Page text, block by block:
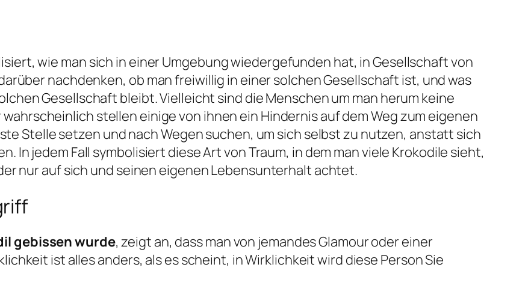
wie man sich in einer Umgebung wiedergefunden hat, in Gesellschaft von
nachdenken, ob man freiwillig in einer solchen Gesellschaft ist, und was
Gesellschaft bleibt. Vielleicht sind die Menschen um man herum keine
stellen einige von ihnen ein Hindernis auf dem Weg zum eigenen
Stelle setzen und nach Wegen suchen, um sich selbst zu nutzen, anstatt sich
In jedem Fall symbolisiert diese Art von Traum, in dem man viele Krokodile sieht,
nur auf sich und seinen eigenen Lebensunterhalt achtet.
gebissen wurde, zeigt an, dass man von jemandes Glamour oder einer
ist alles anders, als es scheint, in Wirklichkeit wird diese Person Sie